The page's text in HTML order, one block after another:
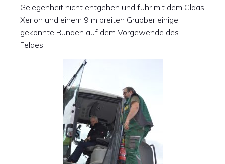
Gelegenheit nicht entgehen und fuhr mit dem Claas
Xerion und einem 9 m breiten Grubber einige
gekonnte Runden auf dem Vorgewende des
Feldes.